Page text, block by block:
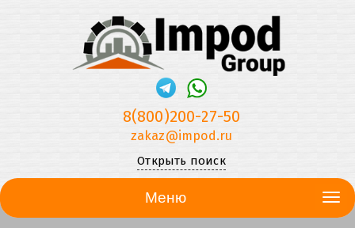
8(800)200-27-50
zakaz@impod.ru
Открыть поиск
Меню